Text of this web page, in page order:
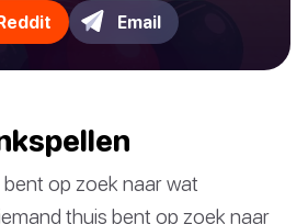
Email
op zoek naar wat
thuis bent op zoek naar